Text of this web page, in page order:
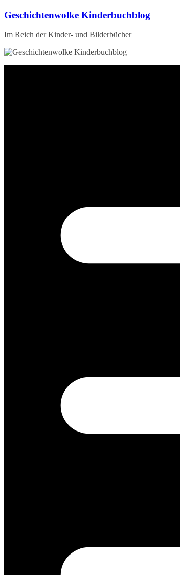
Zum
springen
Geschichtenwolke Kinderbuchblog
Im Reich der Kinder- und Bilderbücher